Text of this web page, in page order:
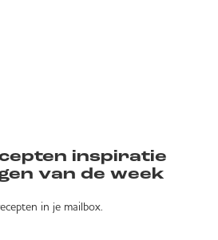
inspiratie
van de week
in je mailbox.